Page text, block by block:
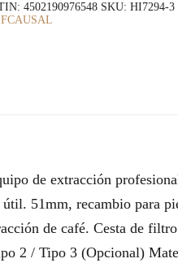
4502190976548 SKU:HI7294-3
de extracción
51mm, recambio para
de café. Cesta de
2 / Tipo 3 (Opcional)